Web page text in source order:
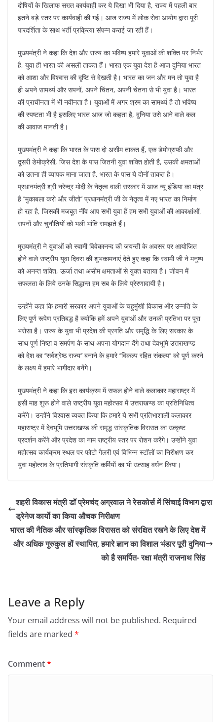
दोषियों के खिलाफ सख्त कार्यवाही कर ये दिखा भी दिया है, राज्य में पहली बार
इतने बड़े स्तर पर कार्यवाही की गई। आज राज्य में लोक सेवा आयोग द्वारा पूरी
पारदर्शिता के साथ भर्ती प्रक्रिया संपन्न कराई जा रही हैं।
मुख्यमंत्री ने कहा कि देश और राज्य का भविष्य हमारे युवाओं की शक्ति पर निर्भर
है, युवा ही भारत की असली ताकत हैं। भारत एक युवा देश है आज दुनिया भारत
को आशा और विश्वास की दृष्टि से देखती है। भारत का जन और मन तो युवा है
ही अपने सामर्थ्य और सपनों, अपने चिंतन, अपनी चेतना से भी युवा है। भारत
की प्राचीनता में भी नवीनता है। युवाओं में अगर श्रम का सामर्थ्य है तो भविष्य
की स्पष्टता भी है इसलिए भारत आज जो कहता है, दुनिया उसे आने वाले कल
की आवाज मानती है।
मुख्यमंत्री ने कहा कि भारत के पास दो असीम ताकत हैं, एक डेमोग्राफी और
दूसरी डेमोक्रेसी, जिस देश के पास जितनी युवा शक्ति होती है, उसकी क्षमताओं
को उतना ही व्यापक माना जाता है, भारत के पास ये दोनों ताकत है।
प्रधानमंत्री श्री नरेन्द्र मोदी के नेतृत्व वाली सरकार में आज न्यू इंडिया का मंत्र
है ’’मुकाबला करो और जीतो’’ प्रधानमंत्री जी के नेतृत्व में नए भारत का निर्माण
हो रहा है, जिसकी मजबूत नींव आप सभी युवा हैं हम सभी युवाओं की आकाक्षांओं,
सपनों और चुनौतियों को भली भांति समझते हैं।
मुख्यमंत्री ने युवाओं को स्वामी विवेकानन्द की जयन्ती के अवसर पर आयोजित
होने वाले राष्ट्रीय युवा दिवस की शुभकामनाएं देते हुए कहा कि स्वामी जी ने मनुष्य
को अनन्त शक्ति, ऊर्जा तथा असीम क्षमताओं से युक्त बताया है। जीवन में
सफलता के लिये उनके सिद्धान्त हम सब के लिये प्रेरणादायी है।
उन्होंने कहा कि हमारी सरकार अपने युवाओं के चहुमुंखी विकास और उन्नति के
लिए पूर्ण रूपेण प्रतिबद्ध है क्योंकि हमें अपने युवाओं और उनकी प्रतिभा पर पूरा
भरोसा है। राज्य के युवा भी प्रदेश की प्रगति और समृद्धि के लिए सरकार के
साथ पूर्ण निष्ठा व समर्पण के साथ अपना योगदान देंगे तथा देवभूमि उत्तराखण्ड
को देश का ’’सर्वश्रेष्ठ राज्य’’ बनाने के हमारे ’’विकल्प रहित संकल्प’’ को पूर्ण करने
के लक्ष्य में हमारे भागीदार बनेंगे।
मुख्यमंत्री ने कहा कि इस कार्यक्रम में सफल होने वाले कलाकार महाराष्ट्र में
इसी माह शुरू होने वाले राष्ट्रीय युवा महोत्सव में उत्तराखण्ड का प्रतिनिधित्व
करेंगे। उन्होंने विश्वास व्यक्त किया कि हमारे ये सभी प्रतिभाशाली कलाकार
महाराष्ट्र में देवभूमि उत्तराखण्ड की समृद्ध सांस्कृतिक विरासत का उत्कृष्ट
प्रदर्शन करेंगे और प्रदेश का नाम राष्ट्रीय स्तर पर रोशन करेंगे। उन्होंने युवा
महोत्सव कार्यक्रम स्थल पर फोटो गैलरी एवं विभिन्न स्टॉलों का निरीक्षण कर
युवा महोत्सव के प्रतिभागी संस्कृति कर्मियों का भी उत्साह वर्धन किया।
शहरी विकास मंत्री डॉ प्रेमचंद अग्रवाल ने रेसकोर्स में सिंचाई विभाग द्वारा
ड्रेनेज कार्यो का किया औचक निरीक्षण
भारत की नैतिक और सांस्कृतिक विरासत को संरक्षित रखने के लिए देश में
और अधिक गुरुकुल हों स्थापित, हमारे ज्ञान का विशाल भंडार पूरी दुनिया
को है समर्पित- रक्षा मंत्री राजनाथ सिंह
Leave a Reply
Your email address will not be published. Required
fields are marked *
Comment*